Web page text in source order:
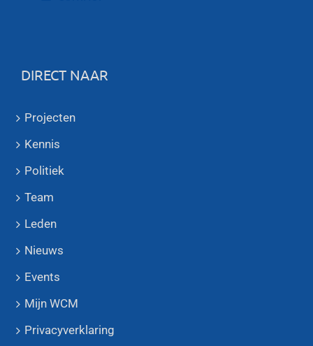
DIRECT NAAR
Projecten
Kennis
Politiek
Team
Leden
Nieuws
Events
Mijn WCM
Privacyverklaring